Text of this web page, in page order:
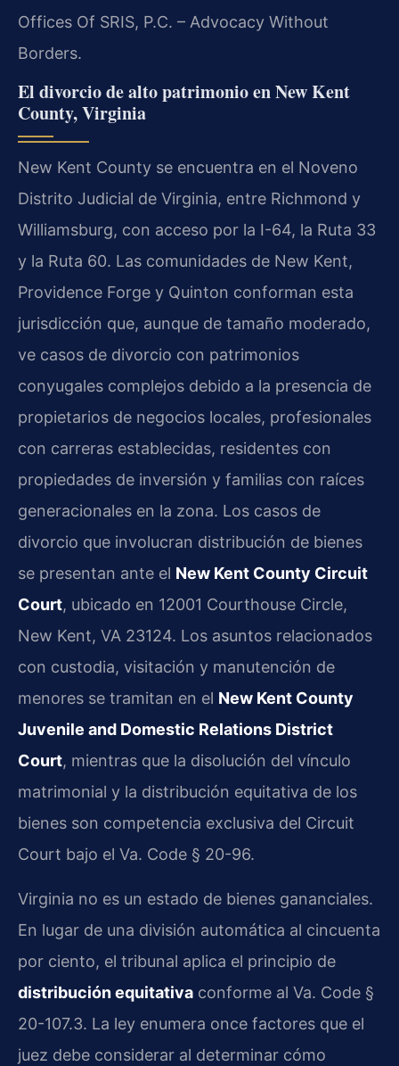
Offices Of SRIS, P.C. – Advocacy Without
Borders.
El divorcio de alto patrimonio en New Kent
County, Virginia
New Kent County se encuentra en el Noveno
Distrito Judicial de Virginia, entre Richmond y
Williamsburg, con acceso por la I-64, la Ruta 33
y la Ruta 60. Las comunidades de New Kent,
Providence Forge y Quinton conforman esta
jurisdicción que, aunque de tamaño moderado,
ve casos de divorcio con patrimonios
conyugales complejos debido a la presencia de
propietarios de negocios locales, profesionales
con carreras establecidas, residentes con
propiedades de inversión y familias con raíces
generacionales en la zona. Los casos de
divorcio que involucran distribución de bienes
se presentan ante el New Kent County Circuit
Court, ubicado en 12001 Courthouse Circle,
New Kent, VA 23124. Los asuntos relacionados
con custodia, visitación y manutención de
menores se tramitan en el New Kent County
Juvenile and Domestic Relations District
Court, mientras que la disolución del vínculo
matrimonial y la distribución equitativa de los
bienes son competencia exclusiva del Circuit
Court bajo el Va. Code § 20-96.
Virginia no es un estado de bienes gananciales.
En lugar de una división automática al cincuenta
por ciento, el tribunal aplica el principio de
distribución equitativa conforme al Va. Code §
20-107.3. La ley enumera once factores que el
juez debe considerar al determinar cómo